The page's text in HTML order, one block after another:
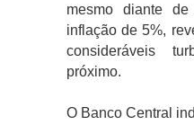
mesmo diante
inflação de 5%,
consideráveis
próximo.
O Banco Central